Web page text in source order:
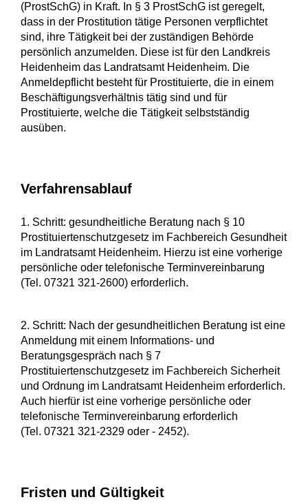
(ProstSchG) in Kraft. In § 3 ProstSchG ist geregelt,
dass in der Prostitution tätige Personen verpflichtet
sind, ihre Tätigkeit bei der zuständigen Behörde
persönlich anzumelden. Diese ist für den Landkreis
Heidenheim das Landratsamt Heidenheim. Die
Anmeldepflicht besteht für Prostituierte, die in einem
Beschäftigungsverhältnis tätig sind und für
Prostituierte, welche die Tätigkeit selbstständig
ausüben.
Verfahrensablauf
1. Schritt: gesundheitliche Beratung nach § 10
Prostituiertenschutzgesetz im Fachbereich Gesundheit
im Landratsamt Heidenheim. Hierzu ist eine vorherige
persönliche oder telefonische Terminvereinbarung
(Tel. 07321 321-2600) erforderlich.
2. Schritt: Nach der gesundheitlichen Beratung ist eine
Anmeldung mit einem Informations- und
Beratungsgespräch nach § 7
Prostituiertenschutzgesetz im Fachbereich Sicherheit
und Ordnung im Landratsamt Heidenheim erforderlich.
Auch hierfür ist eine vorherige persönliche oder
telefonische Terminvereinbarung erforderlich
(Tel. 07321 321-2329 oder - 2452).
Fristen und Gültigkeit